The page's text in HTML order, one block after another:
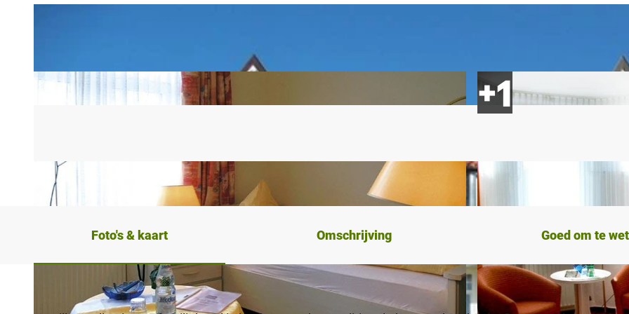
Foto's & kaart Omschrijving Goed om te